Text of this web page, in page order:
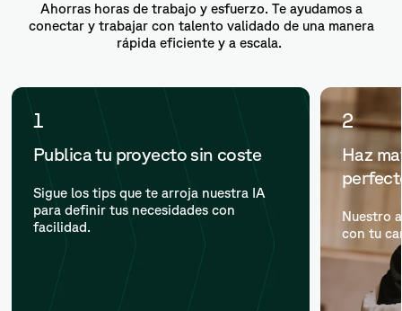
Ahorras horas de trabajo y esfuerzo. Te ayudamos a
conectar y trabajar con talento validado de una manera
rápida eficiente y a escala.
1
Publica tu proyecto sin coste
Sigue los tips que te arroja nuestra IA
para definir tus necesidades con
facilidad.
2
Haz
Nuestro
con tu